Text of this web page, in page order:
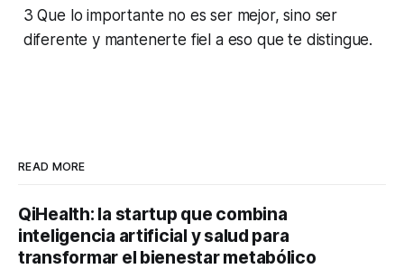
3 Que lo importante no es ser mejor, sino ser
diferente y mantenerte fiel a eso que te distingue.
READ MORE
QiHealth: la startup que combina
inteligencia artificial y salud para
transformar el bienestar metabólico